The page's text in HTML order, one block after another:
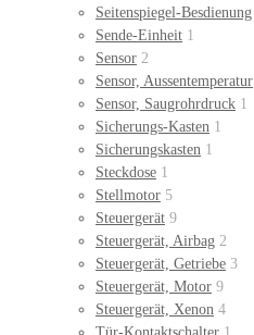
Seitenspiegel-Besdienung
Sende-Einheit 1
Sensor 2
Sensor, Aussentemperatur
Sensor, Saugrohrdruck 1
Sicherungs-Kasten 1
Sicherungskasten 1
Steckdose 1
Stellmotor 5
Steuergerät 9
Steuergerät, Airbag 2
Steuergerät, Getriebe 3
Steuergerät, Motor 9
Steuergerät, Xenon 4